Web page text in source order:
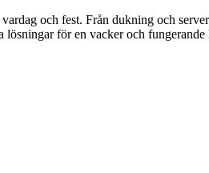
och fest. Från dukning och
för en vacker och